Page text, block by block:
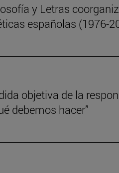
y Letras
españolas (1976-
objetiva de la
debemos hacer”